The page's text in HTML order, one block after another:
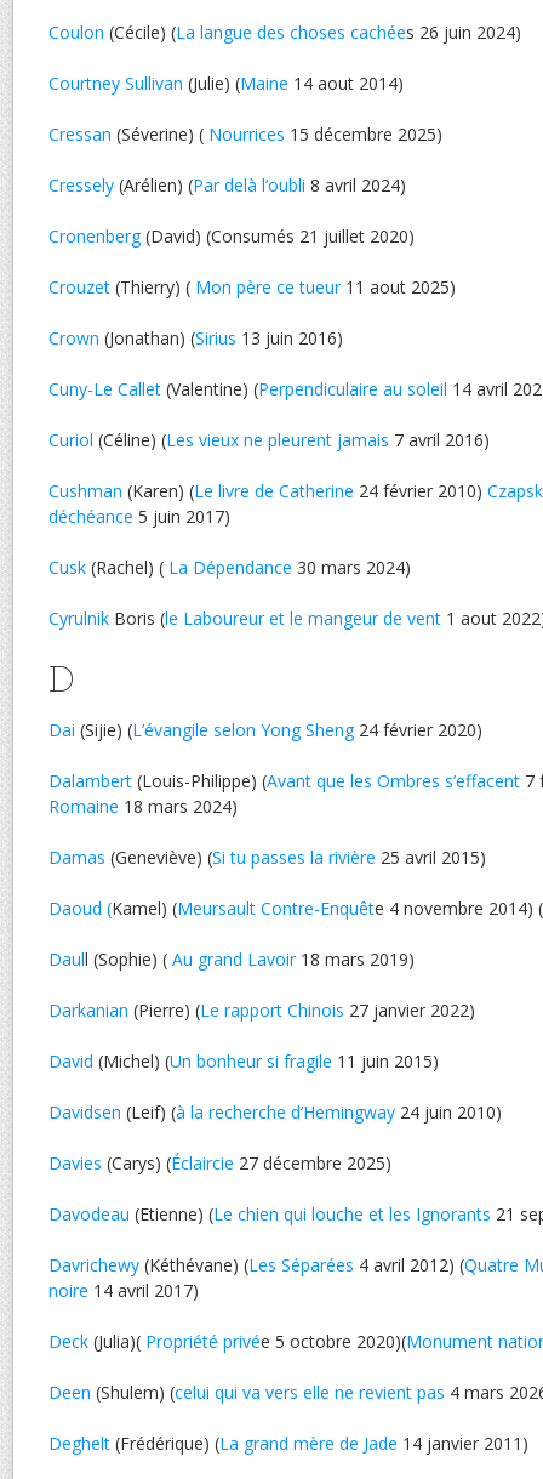
Coulon (Cécile) (La langue des choses cachées 26 juin 2024)
Courtney Sullivan (Julie) (Maine 14 aout 2014)
Cressan (Séverine) ( Nourrices 15 décembre 2025)
Cressely (Arélien) (Par delà l’oubli 8 avril 2024)
Cronenberg(David) (Consumés 21 juillet 2020)
Crouzet (Thierry) ( Mon père ce tueur11 aout 2025)
Crown (Jonathan) (Sirius 13 juin 2016)
Cuny-Le Callet (Valentine) (Perpendiculaire au soleil 14 avril
Curiol (Céline) (Les vieux ne pleurent jamais 7 avril 2016)
Cushman (Karen) (Le livre de Catherine 24 février 2010)
déchéance 5 juin 2017)
Cusk (Rachel) ( La Dépendance 30 mars 2024)
Cyrulnik Boris (le Laboureur et le mangeur de vent 1 aout
D
Dai (Sijie) (L’évangile selon Yong Sheng24 février 2020)
Dalambert (Louis-Philippe) (Avant que les Ombres s’effacent 7
Romaine 18 mars 2024)
Damas (Geneviève) (Si tu passes la rivière 25 avril 2015)
Daoud (Kamel) (Meursault Contre-Enquête 4 novembre 2014) (
Daull (Sophie) ( Au grand Lavoir18 mars 2019)
Darkanian (Pierre) (Le rapport Chinois 27 janvier 2022)
David (Michel) (Un bonheur si fragile 11 juin 2015)
Davidsen (Leif) (à la recherche d’Hemingway 24 juin 2010)
Davies (Carys) (Éclaircie 27 décembre 2025)
Davodeau (Etienne) (Le chien qui louche et les Ignorants 21
Davrichewy (Kéthévane) (Les Séparées 4 avril 2012) (Quatre
noire 14 avril 2017)
Deck (Julia)( Propriété privée 5 octobre 2020)(Monument
Deen (Shulem) (celui qui va vers elle ne revient pas 4 mars
Deghelt (Frédérique) (La grand mère de Jade 14 janvier 2011)